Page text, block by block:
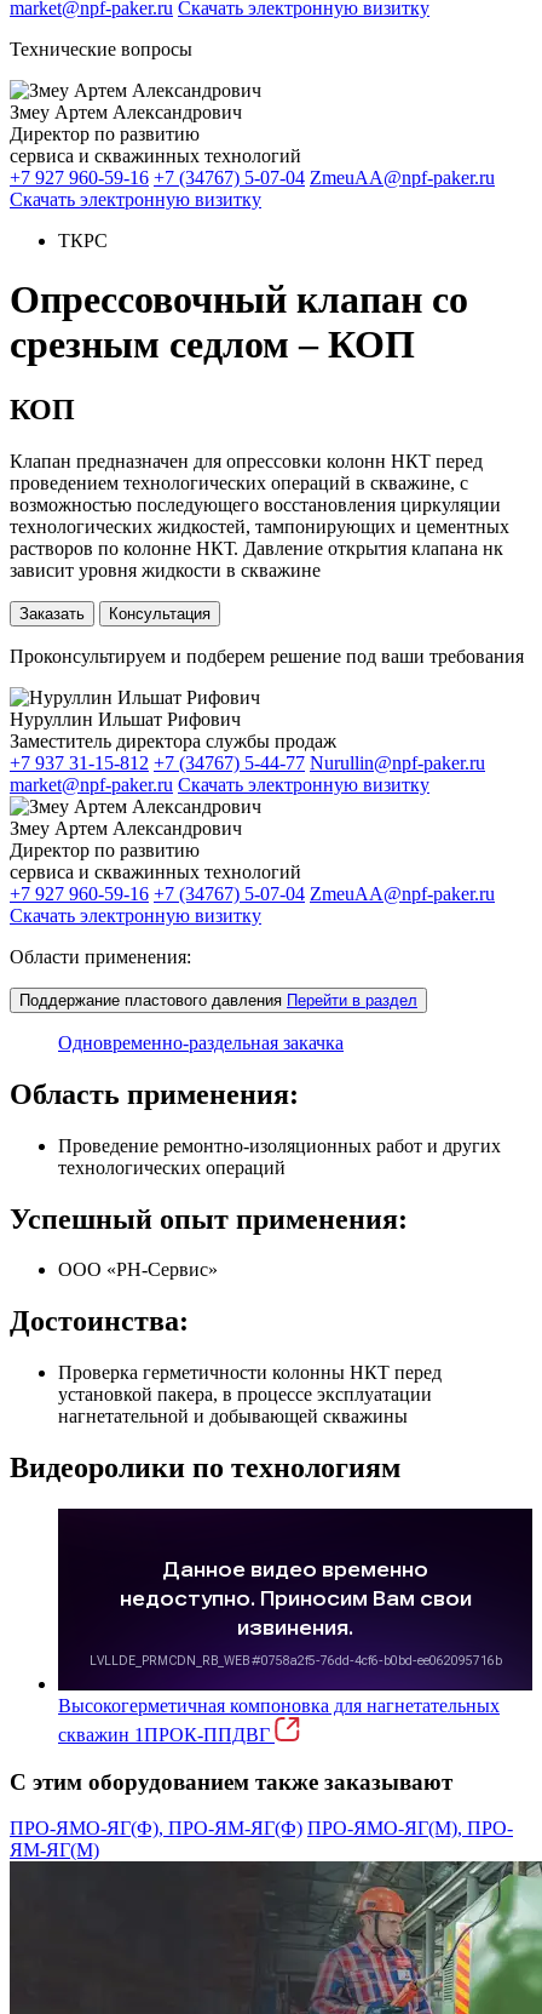
market@npf-paker.ru Скачать электронную визитку
Технические вопросы
Змеу Артем Александрович
Директор по развитию
сервиса и скважинных технологий
+7 927 960-59-16 +7 (34767) 5-07-04 ZmeuAA@npf-paker.ru
Скачать электронную визитку
ТКРС
Опрессовочный клапан со
срезным седлом – КОП
КОП
Клапан предназначен для опрессовки колонн НКТ перед
проведением технологических операций в скважине, с
возможностью последующего восстановления циркуляции
технологических жидкостей, тампонирующих и цементных
растворов по колонне НКТ. Давление открытия клапана нк
зависит уровня жидкости в скважине
Заказать Консультация
Проконсультируем и подберем решение под ваши требования
Нуруллин Ильшат Рифович
Заместитель директора службы продаж
+7 937 31-15-812 +7 (34767) 5-44-77 Nurullin@npf-paker.ru
market@npf-paker.ru Скачать электронную визитку
Змеу Артем Александрович
Директор по развитию
сервиса и скважинных технологий
+7 927 960-59-16 +7 (34767) 5-07-04 ZmeuAA@npf-paker.ru
Скачать электронную визитку
Области применения:
Поддержание пластового давления Перейти в раздел
Одновременно-раздельная закачка
Область применения:
Проведение ремонтно-изоляционных работ и других
технологических операций
Успешный опыт применения:
ООО «РН-Сервис»
Достоинства:
Проверка герметичности колонны НКТ перед
установкой пакера, в процессе эксплуатации
нагнетательной и добывающей скважины
Видеоролики по технологиям
Высокогерметичная компоновка для нагнетательных
скважин 1ПРОК-ППДВГ
С этим оборудованием также заказывают
ПРО-ЯМО-ЯГ(Ф), ПРО-ЯМ-ЯГ(Ф) ПРО-ЯМО-ЯГ(М), ПРО-
ЯМ-ЯГ(М)